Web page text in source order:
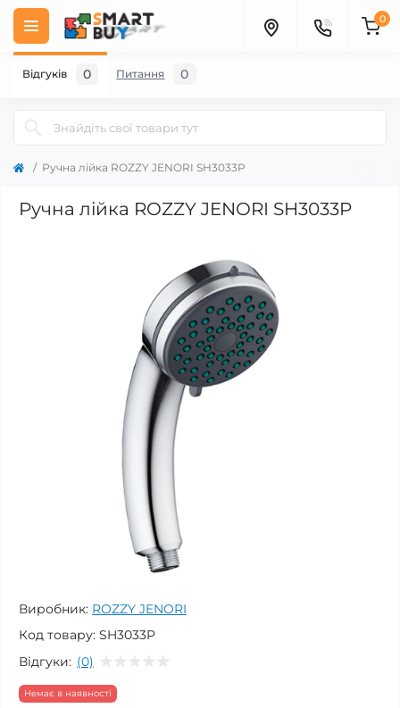
0
Ручна лійка ROZZY JENORI SH3033P
Ручна лійка ROZZY JENORI SH3033P
Виробник: ROZZY JENORI
Код товару: SH3033P
Відгуки: (0)
Немає в наявності
Відгуків 0 Питання 0